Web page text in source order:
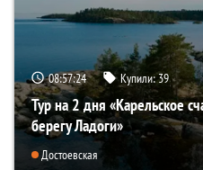
08:57:22 Купили:39
Тур на 2 дня «Карельское
берегу Ладоги»
Достоевская